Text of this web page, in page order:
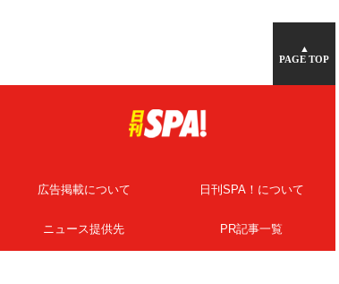
▲
PAGE TOP
広告掲載について 日刊SPA！について
ニュース提供先 PR記事一覧